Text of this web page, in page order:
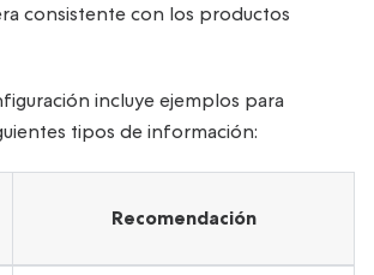
consistente con los productos
incluye ejemplos para
tipos de información:
Recomendación